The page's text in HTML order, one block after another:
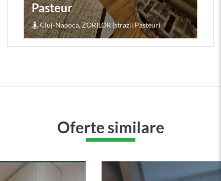
Pasteur
Cluj-Napoca, ZORILOR (strazii Pasteur)
Oferte similare